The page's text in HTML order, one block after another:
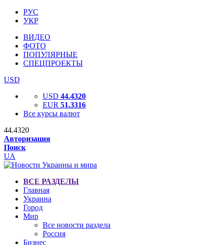
РУС
УКР
ВИДЕО
ФОТО
ПОПУЛЯРНЫЕ
СПЕЦПРОЕКТЫ
USD
USD 44.4320
EUR 51.3316
Все курсы валют
44.4320
Авторизация
Поиск
UA
ВСЕ РАЗДЕЛЫ
Главная
Украина
Город
Мир
Все новости раздела
Россия
Бизнес